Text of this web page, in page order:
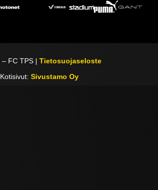
– FC TPS |Tietosuojaseloste
Kotisivut: Sivustamo Oy